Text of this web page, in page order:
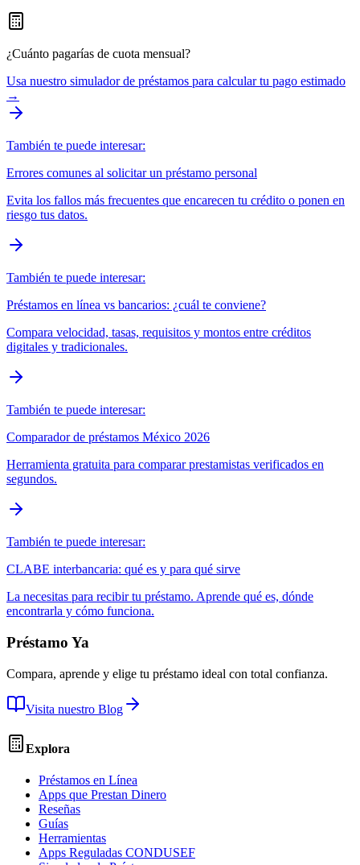
¿Cuánto pagarías de cuota mensual?
Usa nuestro simulador de préstamos para calcular tu pago estimado
→
También te puede interesar:
Errores comunes al solicitar un préstamo personal
Evita los fallos más frecuentes que encarecen tu crédito o ponen en
riesgo tus datos.
También te puede interesar:
Préstamos en línea vs bancarios: ¿cuál te conviene?
Compara velocidad, tasas, requisitos y montos entre créditos
digitales y tradicionales.
También te puede interesar:
Comparador de préstamos México 2026
Herramienta gratuita para comparar prestamistas verificados en
segundos.
También te puede interesar:
CLABE interbancaria: qué es y para qué sirve
La necesitas para recibir tu préstamo. Aprende qué es, dónde
encontrarla y cómo funciona.
Préstamo Ya
Compara, aprende y elige tu préstamo ideal con total confianza.
Visita nuestro Blog
Explora
Préstamos en Línea
Apps que Prestan Dinero
Reseñas
Guías
Herramientas
Apps Reguladas CONDUSEF